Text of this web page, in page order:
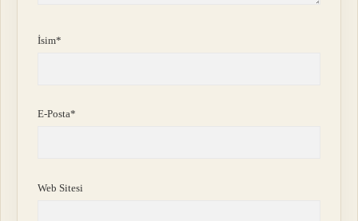
İsim*
E-Posta*
Web Sitesi